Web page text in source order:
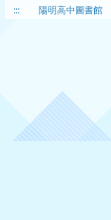
::: 陽明高中圖書館